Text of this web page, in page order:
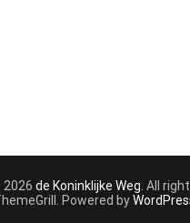
de Koninklijke Weg . All
Powered by